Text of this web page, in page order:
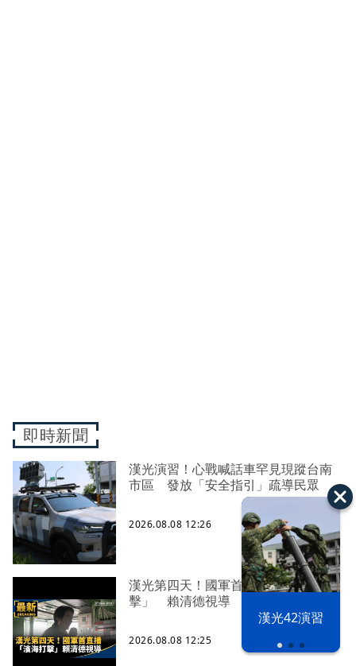
漢光42演習
即時新聞
漢光演習！心戰喊話車罕見現蹤台南
市區 發放「安全指引」疏導民眾
2026.08.08 12:26
漢光第四天！國軍首直播「濱海打
擊」 賴清德視導
2026.08.08 12:25